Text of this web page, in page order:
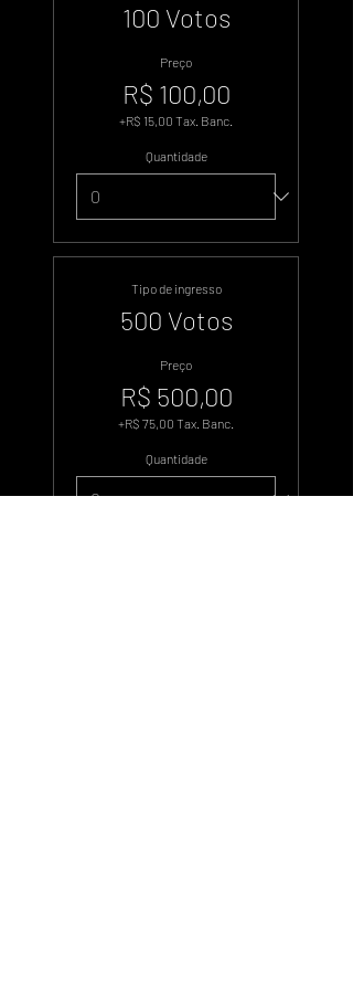
100 Votos
Preço
R$ 100,00
+R$ 15,00 Tax. Banc.
Quantidade
Tipo de ingresso
500 Votos
Preço
R$ 500,00
+R$ 75,00 Tax. Banc.
Quantidade